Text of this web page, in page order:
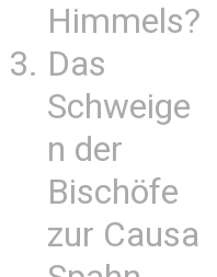
Himmels?
Das
Schweige
n der
Bischöfe
zur Causa